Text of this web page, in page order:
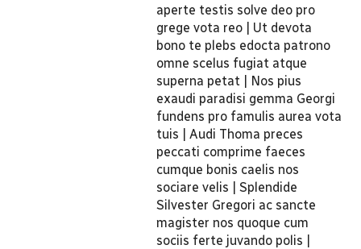
aperte testis solve deo pro
grege vota reo | Ut devota
bono te plebs edocta patrono
omne scelus fugiat atque
superna petat | Nos pius
exaudi paradisi gemma Georgi
fundens pro famulis aurea vota
tuis | Audi Thoma preces
peccati comprime faeces
cumque bonis caelis nos
sociare velis | Splendide
Silvester Gregori ac sancte
magister nos quoque cum
sociis ferte juvando polis |